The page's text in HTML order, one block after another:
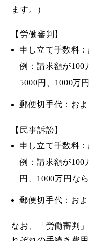
ます。）
【労働審判】
申し立て手数料
例：請求額が100
5000円、1000万
郵便切手代：お
【民事訴訟】
申し立て手数料
例：請求額が100
円、1000万円な
郵便切手代：お
なお、「労働審判